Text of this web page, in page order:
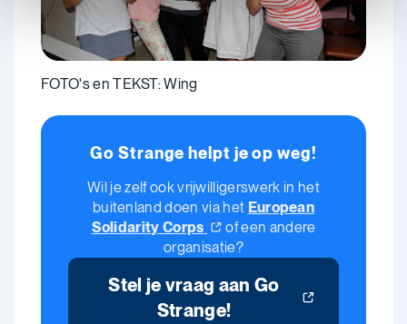
FOTO's en TEKST: Wing
Go Strange helpt je op weg!
Wil je zelf ook vrijwilligerswerk in het
buitenland doen via het European
SolidarityCorps
of een andere
organisatie?
Stel je vraag aan Go
Strange!